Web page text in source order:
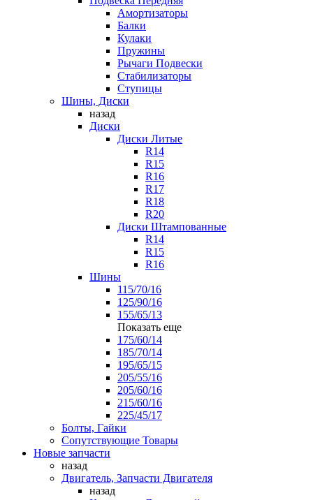
Амортизаторы
Балки
Кулаки
Пружины
Рычаги Подвески
Стабилизаторы
Ступицы
Шины, Диски
назад
Диски
Диски Литые
R14
R15
R16
R17
R18
R20
Диски Штампованные
R14
R15
R16
Шины
115/70/16
125/90/16
155/65/13
Показать еще
175/60/14
185/70/14
195/65/15
205/55/16
205/60/16
215/60/16
225/45/17
Болты, Гайки
Сопутствующие Товары
Новые запчасти
назад
Двигатель, Запчасти Двигателя
назад